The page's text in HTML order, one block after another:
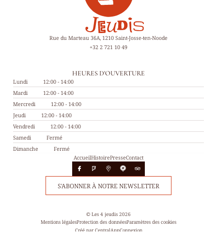
Rue du Marteau 36A, 1210 Saint-Josse-ten-Noode
+32 2 721 10 49
HEURES D'OUVERTURE
Lundi
12:00 - 14:00
Mardi
12:00 - 14:00
Mercredi
12:00 - 14:00
Jeudi
12:00 - 14:00
Vendredi
12:00 - 14:00
Samedi
Fermé
Dimanche
Fermé
AccueilHistoirePresseContact
S'ABONNER À NOTRE NEWSLETTER
© Les 4 jeudis 2026
Mentions légalesProtection des donnéesParamètres des cookies
Créé par CentralAppConnexion